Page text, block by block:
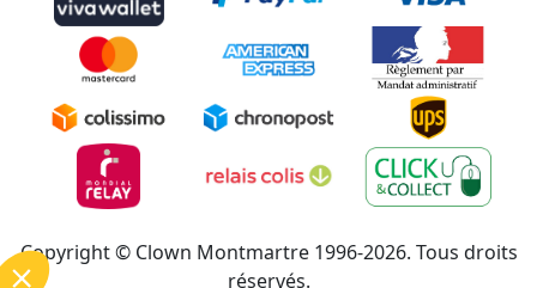
Copyright © Clown Montmartre 1996-2026. Tous droits
réservés.